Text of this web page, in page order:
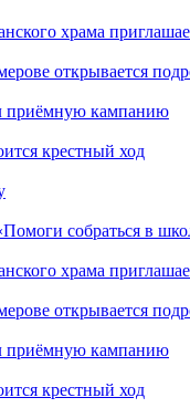
храма
открывается
приёмную кампанию
крестный ход
собраться в
храма
открывается
приёмную кампанию
крестный ход